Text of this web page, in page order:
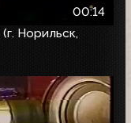
00:14
Норильск,